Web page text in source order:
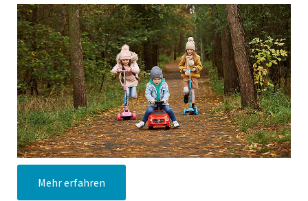
Mehr erfahren